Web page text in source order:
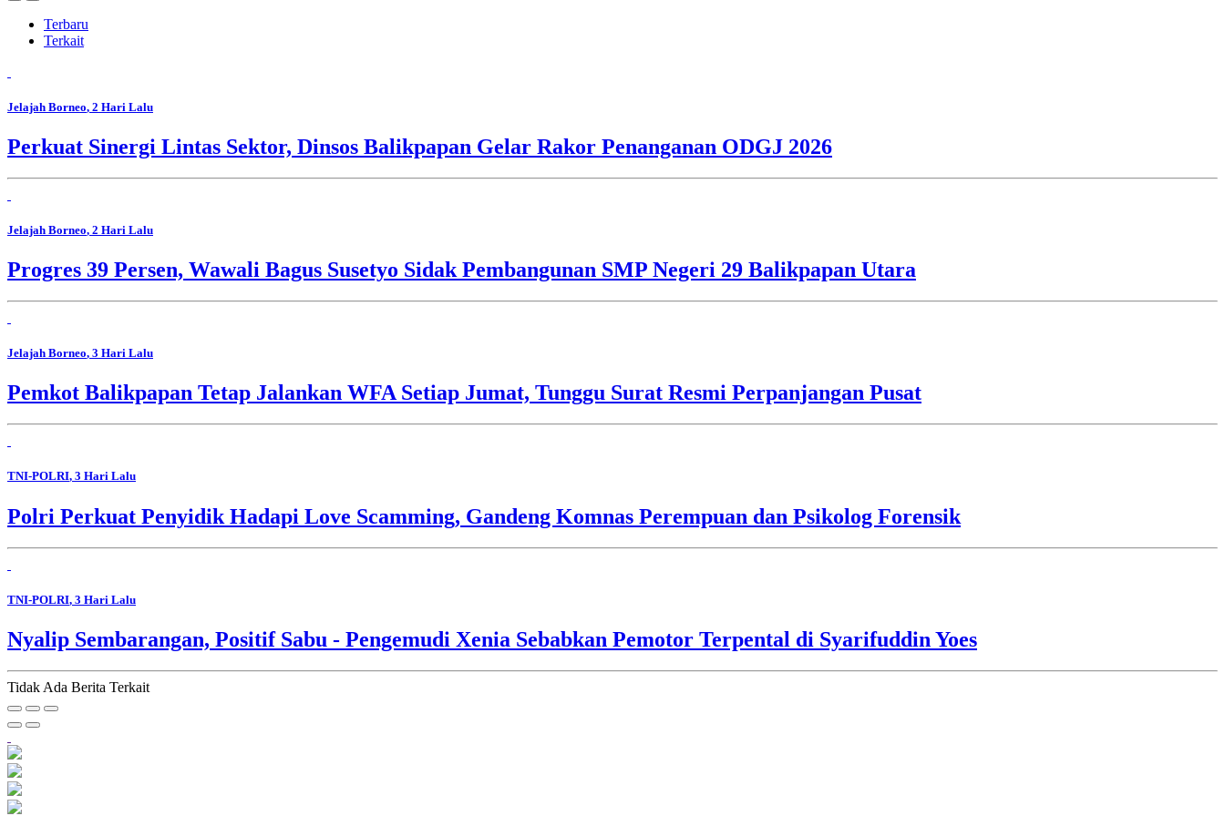
Terbaru
Terkait
Jelajah Borneo, 2 Hari Lalu
Perkuat Sinergi Lintas Sektor, Dinsos Balikpapan Gelar Rakor Penanganan ODGJ 2026
Jelajah Borneo, 2 Hari Lalu
Progres 39 Persen, Wawali Bagus Susetyo Sidak Pembangunan SMP Negeri 29 Balikpapan Utara
Jelajah Borneo, 3 Hari Lalu
Pemkot Balikpapan Tetap Jalankan WFA Setiap Jumat, Tunggu Surat Resmi Perpanjangan Pusat
TNI-POLRI, 3 Hari Lalu
Polri Perkuat Penyidik Hadapi Love Scamming, Gandeng Komnas Perempuan dan Psikolog Forensik
TNI-POLRI, 3 Hari Lalu
Nyalip Sembarangan, Positif Sabu - Pengemudi Xenia Sebabkan Pemotor Terpental di Syarifuddin Yoes
Tidak Ada Berita Terkait